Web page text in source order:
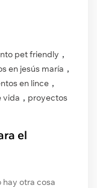
pet friendly ,
en jesús maría ,
en lince ,
vida , proyectos
el
otra cosa